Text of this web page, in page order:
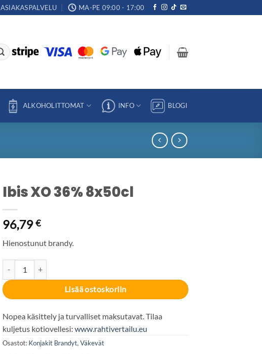
ASIAKASPALVELU MA-PE 09:00 - 17:00
ALKOHOLITTOMAT INFO BLOGI
Ibis XO 36% 8x50cl
96,79€
Hienostunut brandy.
Lisää ostoskoriin
Nopea käsittely ja turvalliset maksutavat. Tilaa
kuljetus kotiovellesi:www.rahtivertailu.eu
Osastot: Konjakit Brandyt,Väkevät